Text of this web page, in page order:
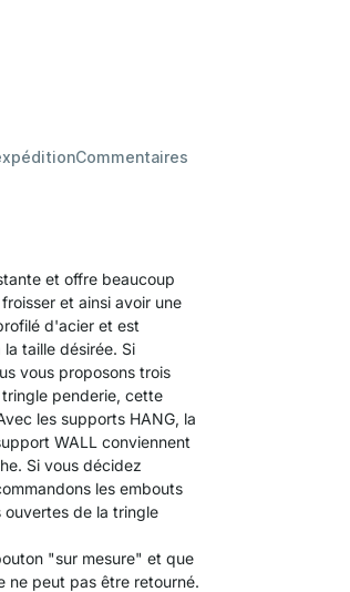
Commentaires
et offre beaucoup
et ainsi avoir une
d'acier et est
taille désirée. Si
vous proposons trois
penderie, cette
les supports HANG, la
WALL conviennent
Si vous décidez
les embouts
ouvertes de la tringle
"sur mesure" et que
ne peut pas être retourné.